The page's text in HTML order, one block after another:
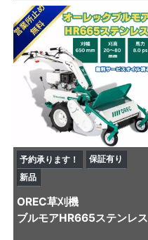
予約承ります！
保証有り
新品
OREC草刈機
ブルモアHR665ステンレス